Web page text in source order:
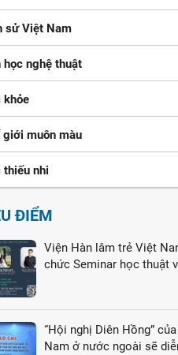
sử Việt Nam
học nghệ thuật
khỏe
giới muôn màu
thiếu nhi
ĐIỂM
Viện Hàn lâm trẻ Việt
chức Seminar học thuật
“Hội nghị Diên Hồng”
Nam ở nước ngoài sẽ